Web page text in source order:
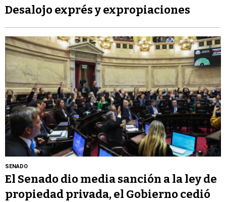
Desalojo exprés y expropiaciones
SENADO
El Senado dio media sanción a la ley de
propiedad privada, el Gobierno cedió